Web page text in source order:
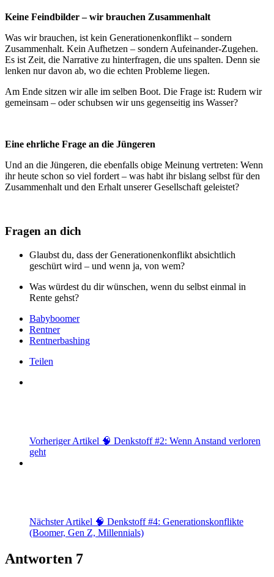
Keine Feindbilder – wir brauchen Zusammenhalt
Was wir brauchen, ist kein Generationenkonflikt – sondern
Zusammenhalt. Kein Aufhetzen – sondern Aufeinander-Zugehen.
Es ist Zeit, die Narrative zu hinterfragen, die uns spalten. Denn sie
lenken nur davon ab, wo die echten Probleme liegen.
Am Ende sitzen wir alle im selben Boot. Die Frage ist: Rudern wir
gemeinsam – oder schubsen wir uns gegenseitig ins Wasser?
Eine ehrliche Frage an die Jüngeren
Und an die Jüngeren, die ebenfalls obige Meinung vertreten: Wenn
ihr heute schon so viel fordert – was habt ihr bislang selbst für den
Zusammenhalt und den Erhalt unserer Gesellschaft geleistet?
Fragen an dich
Glaubst du, dass der Generationenkonflikt absichtlich
geschürt wird – und wenn ja, von wem?
Was würdest du dir wünschen, wenn du selbst einmal in
Rente gehst?
Babyboomer
Rentner
Rentnerbashing
Teilen
Vorheriger Artikel 🧠 Denkstoff #2: Wenn Anstand verloren
geht
Nächster Artikel 🧠 Denkstoff #4: Generationskonflikte
(Boomer, Gen Z, Millennials)
Antworten 7